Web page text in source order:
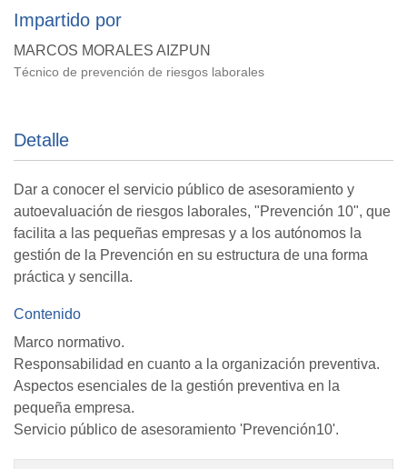
Impartido por
MARCOS MORALES AIZPUN
Técnico de prevención de riesgos laborales
Detalle
Dar a conocer el servicio público de asesoramiento y
autoevaluación de riesgos laborales, "Prevención 10", que
facilita a las pequeñas empresas y a los autónomos la
gestión de la Prevención en su estructura de una forma
práctica y sencilla.
Contenido
Marco normativo.
Responsabilidad en cuanto a la organización preventiva.
Aspectos esenciales de la gestión preventiva en la
pequeña empresa.
Servicio público de asesoramiento 'Prevención10'.